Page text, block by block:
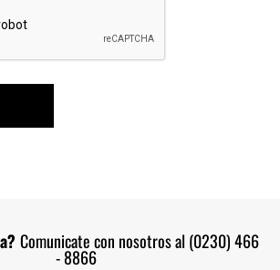
Comunicate con nosotros al (0230) 466
- 8866